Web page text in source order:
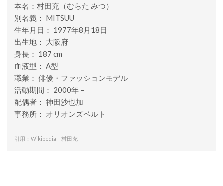
本名：村田充（むらた みつ）
別名義： MITSUU
生年月日： 1977年8月18日
出生地： 大阪府
身長： 187 cm
血液型： A型
職業： 俳優・ファッションモデル
活動期間： 2000年 –
配偶者： 神田沙也加
事務所： オリオンズベルト
引用：Wikipedia – 村田充